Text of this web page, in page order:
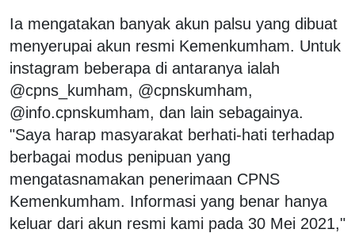
Ia mengatakan banyak akun palsu yang dibuat
menyerupai akun resmi Kemenkumham. Untuk
instagram beberapa di antaranya ialah
@cpns_kumham, @cpnskumham,
@info.cpnskumham, dan lain sebagainya.
"Saya harap masyarakat berhati-hati terhadap
berbagai modus penipuan yang
mengatasnamakan penerimaan CPNS
Kemenkumham. Informasi yang benar hanya
keluar dari akun resmi kami pada 30 Mei 2021,"